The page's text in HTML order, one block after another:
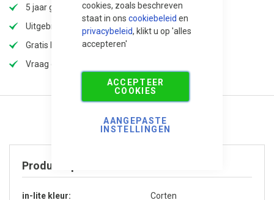
cookies, zoals beschreven
staat in ons cookiebeleid en
privacybeleid, klikt u op 'alles
accepteren'
ACCEPTEER
COOKIES
AANGEPASTE
INSTELLINGEN
5 jaar garantie
Uitgebreid assortiment
Gratis bezorging
Vraag offerte aan voor extra korting!
Product specificaties
in-lite kleur
Corten